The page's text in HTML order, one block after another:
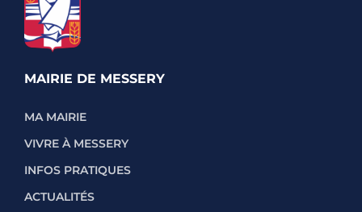
MAIRIE DE MESSERY
MA MAIRIE
VIVRE À MESSERY
INFOS PRATIQUES
ACTUALITÉS